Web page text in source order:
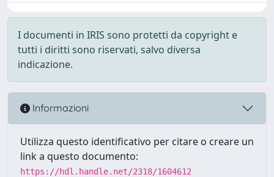
I documenti in IRIS sono protetti da copyright e
tutti i diritti sono riservati, salvo diversa
indicazione.
Informazioni
Utilizza questo identificativo per citare o creare un
link a questo documento:
https://hdl.handle.net/2318/1604612